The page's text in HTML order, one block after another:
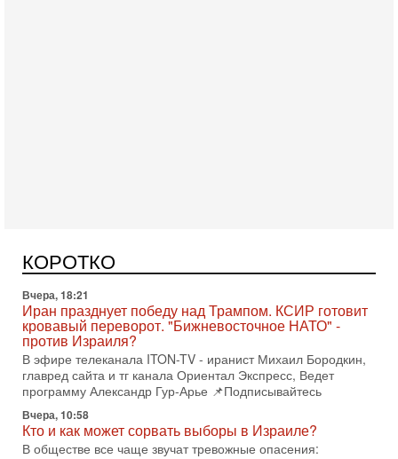
КОРОТКО
Вчера, 18:21
Иран празднует победу над Трампом. КСИР готовит
кровавый переворот. "Бижневосточное НАТО" -
против Израиля?
В эфире телеканала ITON-TV - иранист Михаил Бородкин,
главред сайта и тг канала Ориентал Экспресс, Ведет
программу Александр Гур-Арье 📌Подписывайтесь
Вчера, 10:58
Кто и как может сорвать выборы в Израиле?
В обществе все чаще звучат тревожные опасения:
предстоящие выборы могут быть сфальсифицированы, их
проведение сорвано, а итоговые результаты